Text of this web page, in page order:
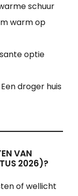
schuur
warm op
optie
Een droger huis
VAN
2026)?
of wellicht